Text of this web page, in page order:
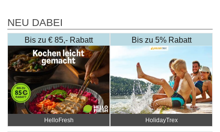
NEU DABEI
Bis zu € 85,- Rabatt
HelloFresh
Bis zu 5% Rabatt
HolidayTrex